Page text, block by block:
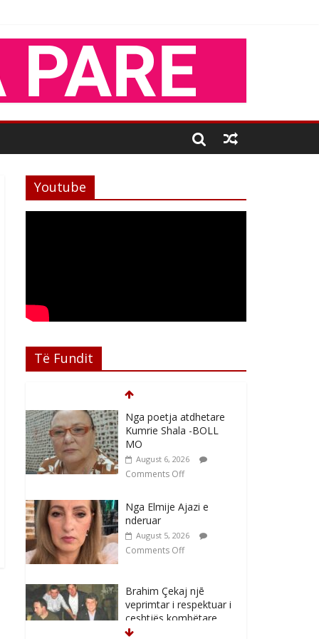
Youtube
Të Fundit
Nga poetja atdhetare
Kumrie Shala -BOLL
MO
August 6, 2026
Comments Off
Nga Elmije Ajazi e
nderuar
August 5, 2026
Comments Off
Brahim Çekaj njē
veprimtar i respektuar i
çeshtjës kombëtare